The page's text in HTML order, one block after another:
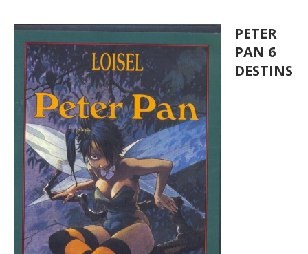
PETER
PAN 6
DESTINS